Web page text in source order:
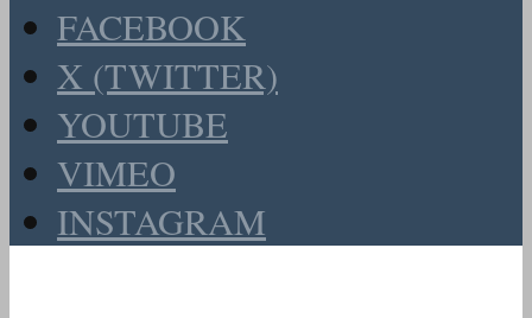
FACEBOOK
X (TWITTER)
YOUTUBE
VIMEO
INSTAGRAM